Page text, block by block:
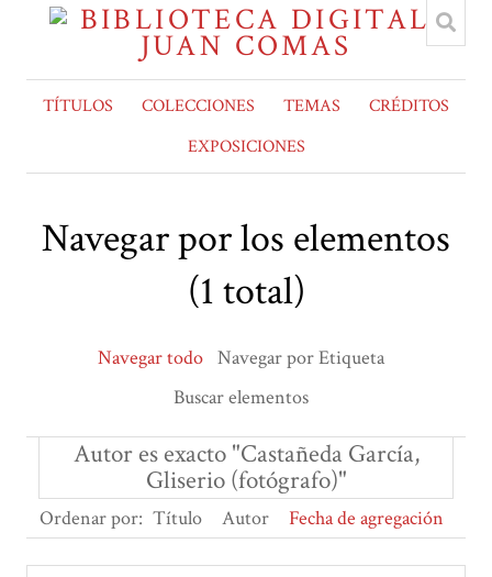
TÍTULOS COLECCIONES TEMAS
CRÉDITOS
EXPOSICIONES
Navegar por los elementos
(1 total)
Navegar todo Navegar por Etiqueta
Buscar elementos
Autor es exacto "Castañeda García,
Gliserio (fotógrafo)"
Ordenar por: Título Autor Fecha de agregación